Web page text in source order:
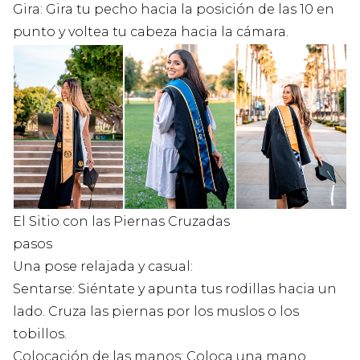
Gira: Gira tu pecho hacia la posición de las 10 en
punto y voltea tu cabeza hacia la cámara.
El Sitio con las Piernas Cruzadas
pasos
Una pose relajada y casual:
Sentarse: Siéntate y apunta tus rodillas hacia un
lado. Cruza las piernas por los muslos o los
tobillos.
Colocación de las manos: Coloca una mano